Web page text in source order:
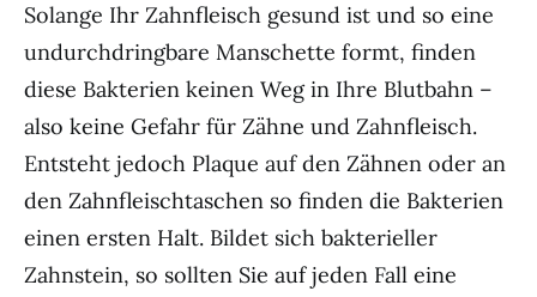
Solange Ihr Zahnfleisch gesund ist und so eine
undurchdringbare Manschette formt, finden
diese Bakterien keinen Weg in Ihre Blutbahn –
also keine Gefahr für Zähne und Zahnfleisch.
Entsteht jedoch Plaque auf den Zähnen oder an
den Zahnfleischtaschen so finden die Bakterien
einen ersten Halt. Bildet sich bakterieller
Zahnstein, so sollten Sie auf jeden Fall eine